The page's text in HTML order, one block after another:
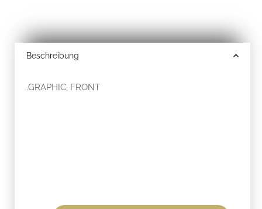
Beschreibung
.GRAPHIC, FRONT